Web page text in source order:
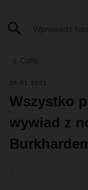
Cofnij
26.01.2021
Wszystko
wywiad z